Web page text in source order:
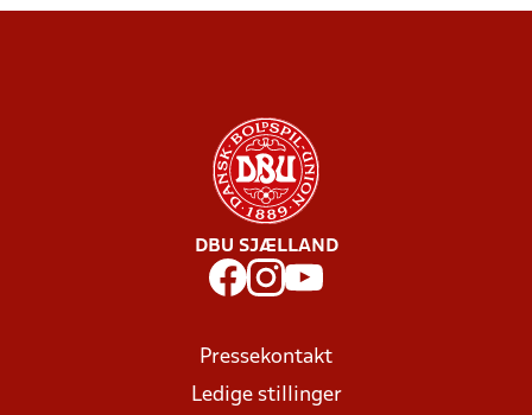
DBU SJÆLLAND
Pressekontakt
Ledige stillinger